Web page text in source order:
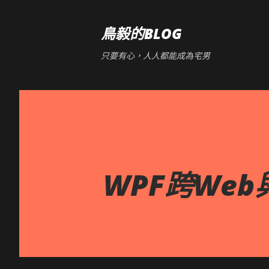
鳥毅的BLOG
只要有心，人人都能成為宅男
WPF跨Web